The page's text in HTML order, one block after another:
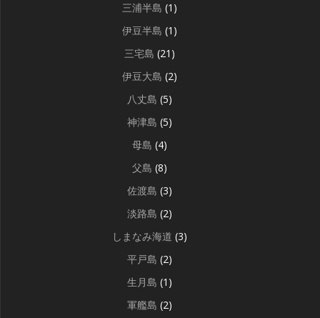
三浦半島 (1)
伊豆半島 (1)
三宅島 (21)
伊豆大島 (2)
八丈島 (5)
神津島 (5)
母島 (4)
父島 (8)
佐渡島 (3)
淡路島 (2)
しまなみ海道 (3)
平戸島 (2)
生月島 (1)
軍艦島 (2)